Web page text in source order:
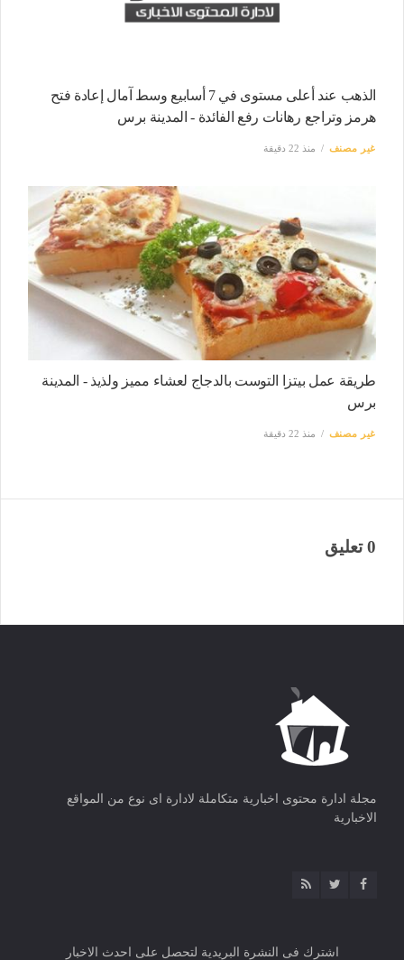
الذهب عند أعلى مستوى في 7 أسابيع وسط آمال إعادة فتح
هرمز وتراجع رهانات رفع الفائدة - المدينة برس
غير مصنف منذ 22 دقيقة
طريقة عمل بيتزا التوست بالدجاج لعشاء مميز ولذيذ - المدينة
برس
غير مصنف منذ 22 دقيقة
0 تعليق
مجلة ادارة محتوى اخبارية متكاملة لادارة اى نوع من المواقع
الاخبارية
اشترك فى النشرة البريدية لتحصل على احدث الاخبار